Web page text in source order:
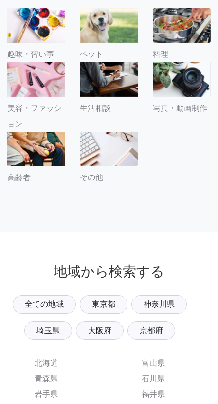
趣味・習い事 ペット 料理
美容・ファッシ
ョン
生活相談 写真・動画制作
高齢者 その他
地域から検索する
全ての地域 東京都 神奈川県
埼玉県 大阪府 京都府
北海道
青森県
岩手県
富山県
石川県
福井県